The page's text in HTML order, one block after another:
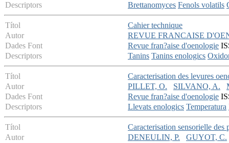
Descriptors
Brettanomyces Fenols volatils
Títol
Cahier technique
Autor
REVUE FRANCAISE
Dades Font
Revue fran?aise d'oenologie
Descriptors
Tanins Tanins enologics
Títol
Caracterisation des levures
Autor
PILLET, O. SILVANO, A.
Dades Font
Revue fran?aise d'oenologie
Descriptors
Llevats enologics Temperatura
Títol
Caracterisation sensorielle des
Autor
DENEULIN, P. GUYOT, C.